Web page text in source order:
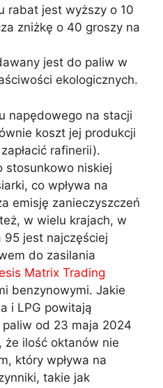
rabat jest wyższy o 10
zniżkę o 40 groszy na
jest do paliw w
ekologicznych.
napędowego na stacji
koszt jej produkcji
rafinerii).
stosunkowo niskiej
co wpływa na
emisję zanieczyszczeń
w wielu krajach, w
95 jest najczęściej
do zasilania
Matrix Trading
benzynowymi. Jakie
i LPG powitają
od 23 maja 2024
że ilość oktanów nie
który wpływa na
takie jak